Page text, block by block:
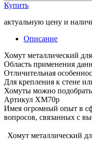
Купить
актуальную цену и
Описание
Хомут металлический
Область применения
Отличительная
Для крепления к стене
Хомуты можно подобрать
Артикул ХМ70р
Имея огромный опыт в
вопросов, связанных с
Хомут металлический